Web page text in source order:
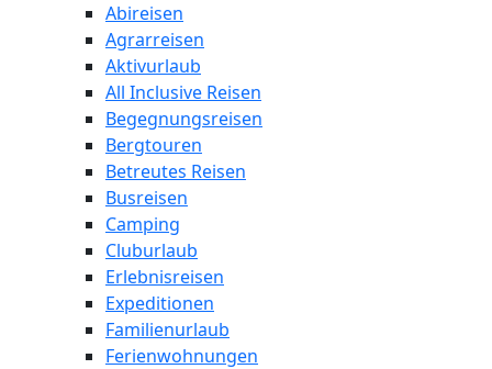
Abireisen
Agrarreisen
Aktivurlaub
All Inclusive Reisen
Begegnungsreisen
Bergtouren
Betreutes Reisen
Busreisen
Camping
Cluburlaub
Erlebnisreisen
Expeditionen
Familienurlaub
Ferienwohnungen